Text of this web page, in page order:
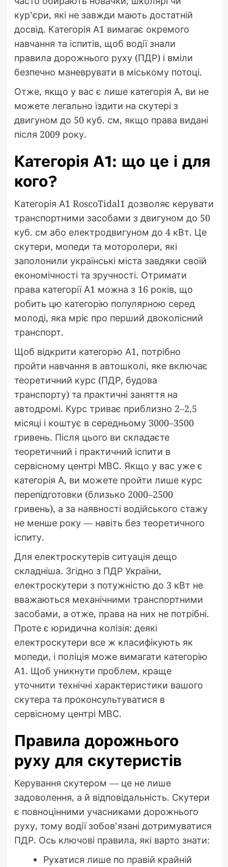
кур’єри, які не завжди мають достатній
досвід. Категорія А1 вимагає окремого
навчання та іспитів, щоб водії знали
правила дорожнього руху (ПДР) і вміли
безпечно маневрувати в міському потоці.
Отже, якщо у вас є лише категорія А, ви не
можете легально їздити на скутері з
двигуном до 50 куб. см, якщо права видані
після 2009 року.
Категорія А1: що це і для
кого?
Категорія А1 RoscoTidal1 дозволяє керувати
транспортними засобами з двигуном до 50
куб. см або електродвигуном до 4 кВт. Це
скутери, мопеди та моторолери, які
заполонили українські міста завдяки своїй
економічності та зручності. Отримати
права категорії А1 можна з 16 років, що
робить цю категорію популярною серед
молоді, яка мріє про перший двоколісний
транспорт.
Щоб відкрити категорію А1, потрібно
пройти навчання в автошколі, яке включає
теоретичний курс (ПДР, будова
транспорту) та практичні заняття на
автодромі. Курс триває приблизно 2–2,5
місяці і коштує в середньому 3000–3500
гривень. Після цього ви складаєте
теоретичний і практичний іспити в
сервісному центрі МВС. Якщо у вас уже є
категорія А, ви можете пройти лише курс
перепідготовки (близько 2000–2500
гривень), а за наявності водійського стажу
не менше року — навіть без теоретичного
іспиту.
Для електроскутерів ситуація дещо
складніша. Згідно з ПДР України,
електроскутери з потужністю до 3 кВт не
вважаються механічними транспортними
засобами, а отже, права на них не потрібні.
Проте є юридична колізія: деякі
електроскутери все ж класифікують як
мопеди, і поліція може вимагати категорію
А1. Щоб уникнути проблем, краще
уточнити технічні характеристики вашого
скутера та проконсультуватися в
сервісному центрі МВС.
Правила дорожнього
руху для скутеристів
Керування скутером — це не лише
задоволення, а й відповідальність. Скутери
є повноцінними учасниками дорожнього
руху, тому водії зобов’язані дотримуватися
ПДР. Ось ключові правила, які варто знати:
Рухатися лише по правій крайній